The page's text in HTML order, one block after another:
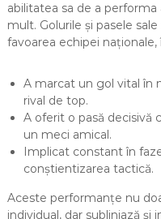
abilitatea sa de a
mult. Golurile și pasele
favoarea echipei
A marcat un gol vital în
rival de top.
A oferit o pasă decisivă
un meci amical.
Implicat constant în
conștientizarea tactică.
Aceste performanțe nu
individual, dar subliniază